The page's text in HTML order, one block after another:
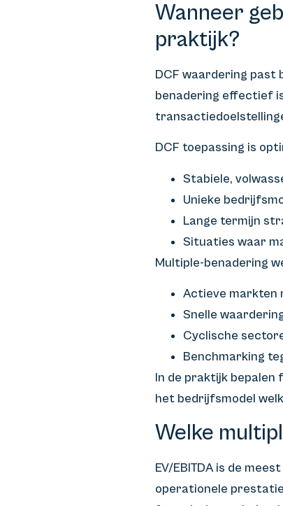
Wanneer
praktijk?
DCF waardering past
benadering effectief
DCF toepassing is
Stabiele,
Unieke
Lange termijn
Situaties waar
Multiple-benadering
Actieve markten
Snelle
Cyclische
Benchmarking
In de praktijk bepalen
het bedrijfsmodel
Welke
EV/EBITDA is de
operationele